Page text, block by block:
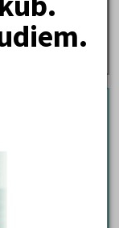
ebook s
neudělám